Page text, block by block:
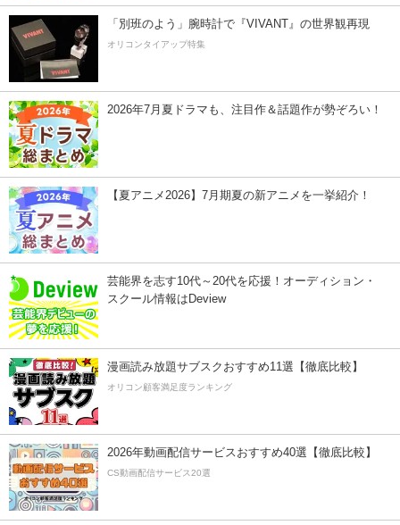
「別班のよう」腕時計で『VIVANT』の世界観再現
オリコンタイアップ特集
2026年7月夏ドラマも、注目作＆話題作が勢ぞろい！
【夏アニメ2026】7月期夏の新アニメを一挙紹介！
芸能界を志す10代～20代を応援！オーディション・
スクール情報はDeview
漫画読み放題サブスクおすすめ11選【徹底比較】
オリコン顧客満足度ランキング
2026年動画配信サービスおすすめ40選【徹底比較】
CS動画配信サービス20選